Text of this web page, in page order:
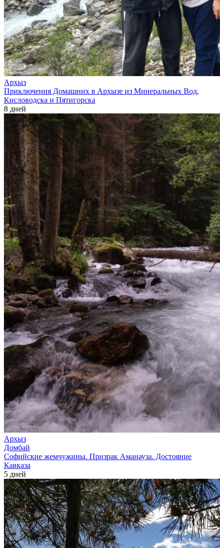
Архыз
Приключения Домашних в Архызе из Минеральных Вод,
Кисловодска и Пятигорска
8 дней
Архыз
Домбай
Софийские жемчужины. Призрак Аманауза. Достояние
Кавказа
5 дней